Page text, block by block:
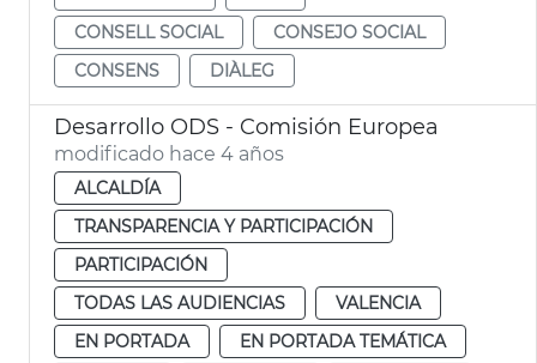
CONSELL SOCIAL
CONSEJO SOCIAL
CONSENS
DIÀLEG
Desarrollo ODS - Comisión Europea
modificado hace 4 años
ALCALDÍA
TRANSPARENCIA Y PARTICIPACIÓN
PARTICIPACIÓN
TODAS LAS AUDIENCIAS
VALENCIA
EN PORTADA
EN PORTADA TEMÁTICA